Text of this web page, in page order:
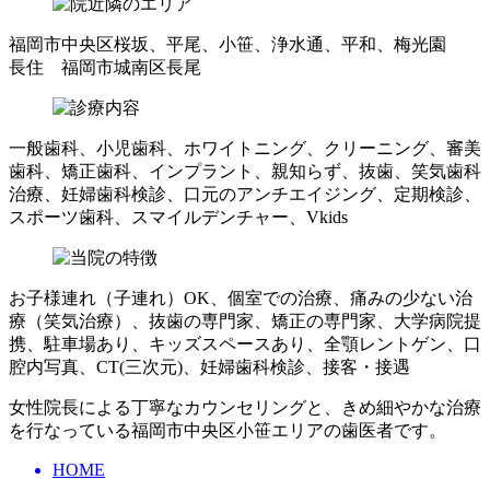
福岡市中央区桜坂、平尾、小笹、浄水通、平和、梅光園
長住 福岡市城南区長尾
一般歯科、小児歯科、ホワイトニング、クリーニング、審美
歯科、矯正歯科、インプラント、親知らず、抜歯、笑気歯科
治療、妊婦歯科検診、口元のアンチエイジング、定期検診、
スポーツ歯科、スマイルデンチャー、Vkids
お子様連れ（子連れ）OK、個室での治療、痛みの少ない治
療（笑気治療）、抜歯の専門家、矯正の専門家、大学病院提
携、駐車場あり、キッズスペースあり、全顎レントゲン、口
腔内写真、CT(三次元)、妊婦歯科検診、接客・接遇
女性院長による丁寧なカウンセリングと、きめ細やかな治療
を行なっている福岡市中央区小笹エリアの歯医者です。
HOME